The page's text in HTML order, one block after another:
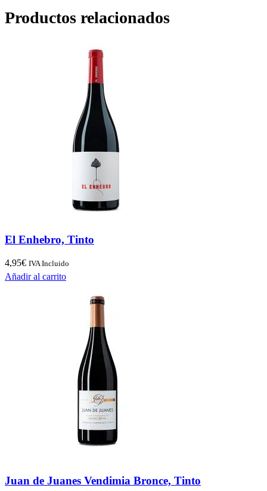
Productos relacionados
El Enhebro, Tinto
4,95€ IVA Incluido
Añadir al carrito
Juan de Juanes Vendimia Bronce, Tinto